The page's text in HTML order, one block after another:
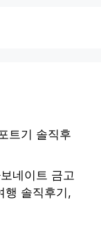
트기 솔직후
네이트 금고
행 솔직후기,